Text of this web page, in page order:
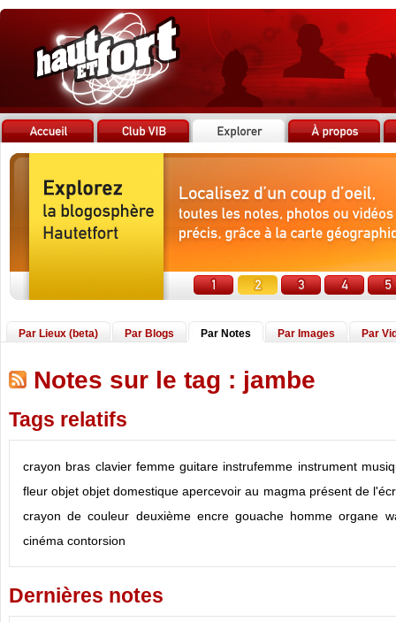
Par Lieux (beta) Par Blogs Par Notes Par Images Par
Notes sur le tag : jambe
Tags relatifs
crayon bras clavier femme guitare instrufemme instrument
fleur objet objet domestique apercevoir au magma présent de
crayon de couleur deuxième encre gouache homme organe
cinéma contorsion
Dernières notes